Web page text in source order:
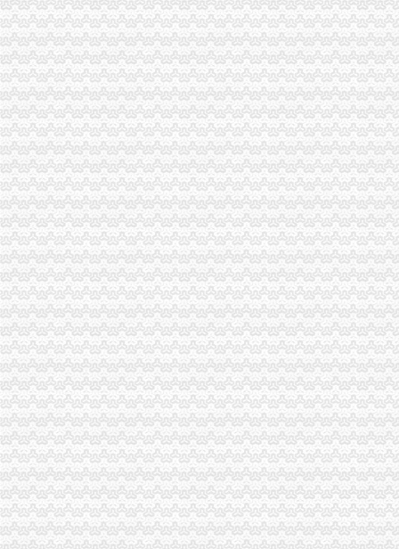
[公告]江南化工：2012年半年度财务会计报告-[中财网]
山东省人民关于印发《山东省文物保护条例》等法规的通知
华新水泥股份有限公司2010年度第一期中期票据募集说明书-券频道-
四川路桥融资融券-融资融券-四川路桥融资余额
地政管理的相关法规条例,房地产市场行业资讯,地政管理的相关法规
光电园办税务登记证
东方园林：中信建投证券股份有限公司、国泰君安证券股份有限公司关
福建省采购网上竞价公告FJ2007AWJ099
关于江西省2016年国民经济和发展计划执行况与2017年国民经
2016年温州市龙湾区工作报告-第2页-礼拜五书网
安溪县2017年工作报告-县（市、区）工作报告-报告总结-信息
财富中心办税务登记证
长沙市门户网站--金水西路标准厂房电梯采购及安装公开招标招标
财务负责人要求第一文库网
公司社保怎么办理？用人单位如何办理保险缴费登记？-金陵热线
西安税务登记办理和变更就找乐邦财务-爱喇叭网
济南公司注册代理|资质办理_济南代理记账-山东嘉志企业管理咨询有限
龙湖办税务登记证
招商银行--亚厦股份（002375）2010年年度报告
（上接93版）-新闻频道-和讯网
广州试点商事登记改革份新版营业执照今日出炉_广州房地产_房掌柜
26.郑州市第25批交办件查处况及办理信息汇总表（截止8月18日18
星辉车模：广发证券股份有限公司关于公司重大资产购买之立财务顾
北部新区办税务登记证
泾源县城乡建设和环境保护局换热机组项目采购招标公告-十环招
师协理证如何注册-家居装修互动问答
S*ST中辽：收购报告书_股票频道_证券之星
重庆市招标投标综合网_联合办公大楼及附属设施工程电梯设备采购及
西安晚报数字报刊